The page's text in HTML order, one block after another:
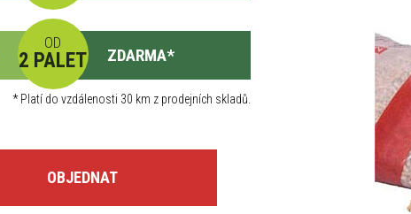
OD
2 PALET ZDARMA*
*Platí do vzdálenosti 30 km z prodejních skladů.
OBJEDNAT